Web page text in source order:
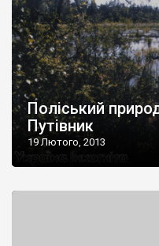
Поліський
Путівник
19 Лютого, 2013